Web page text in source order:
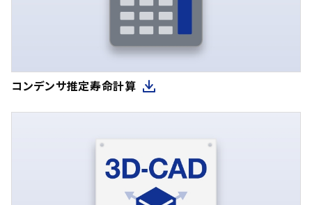
コンデンサ推定寿命計算